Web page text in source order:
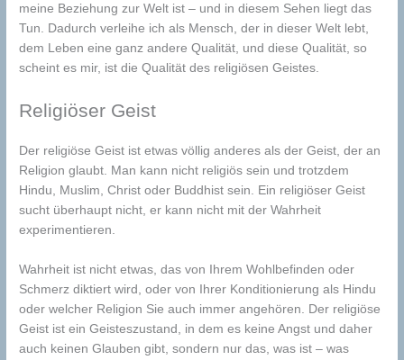
meine Beziehung zur Welt ist – und in diesem Sehen liegt das
Tun. Dadurch verleihe ich als Mensch, der in dieser Welt lebt,
dem Leben eine ganz andere Qualität, und diese Qualität, so
scheint es mir, ist die Qualität des religiösen Geistes.
Religiöser Geist
Der religiöse Geist ist etwas völlig anderes als der Geist, der an
Religion glaubt. Man kann nicht religiös sein und trotzdem
Hindu, Muslim, Christ oder Buddhist sein. Ein religiöser Geist
sucht überhaupt nicht, er kann nicht mit der Wahrheit
experimentieren.
Wahrheit ist nicht etwas, das von Ihrem Wohlbefinden oder
Schmerz diktiert wird, oder von Ihrer Konditionierung als Hindu
oder welcher Religion Sie auch immer angehören. Der religiöse
Geist ist ein Geisteszustand, in dem es keine Angst und daher
auch keinen Glauben gibt, sondern nur das, was ist – was